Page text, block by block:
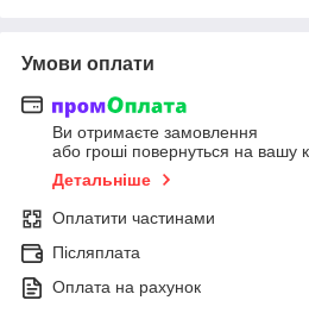
Умови оплати
Ви отримаєте замовлення
або гроші повернуться на вашу
Детальніше
Оплатити частинами
Післяплата
Оплата на рахунок